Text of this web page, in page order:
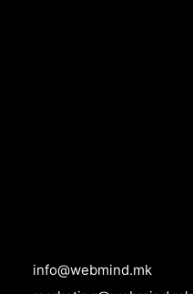
info@webmind.mk